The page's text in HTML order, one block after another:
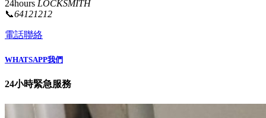
24hours LOCKSMITH
📞64121212
電話聯絡
WHATSAPP我們
24小時緊急服務